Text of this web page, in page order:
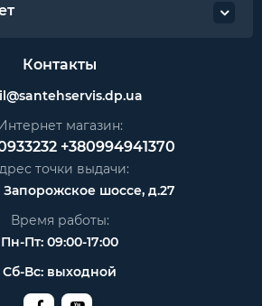
Контакты
магазин:
+380994941370
точки выдачи:
Запорожское шоссе, д.27
Время работы:
Пн-Пт: 09:00-17:00
Сб-Вс: выходной